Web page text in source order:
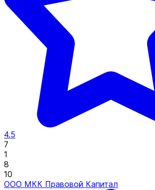
4.5
7
1
8
10
ООО МКК Правовой Капитал